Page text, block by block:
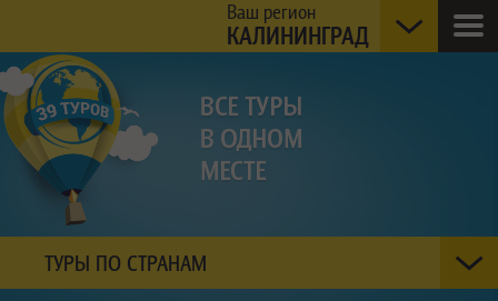
Ваш регион
КАЛИНИНГРАД
ТУРЫ ПО СТРАНАМ